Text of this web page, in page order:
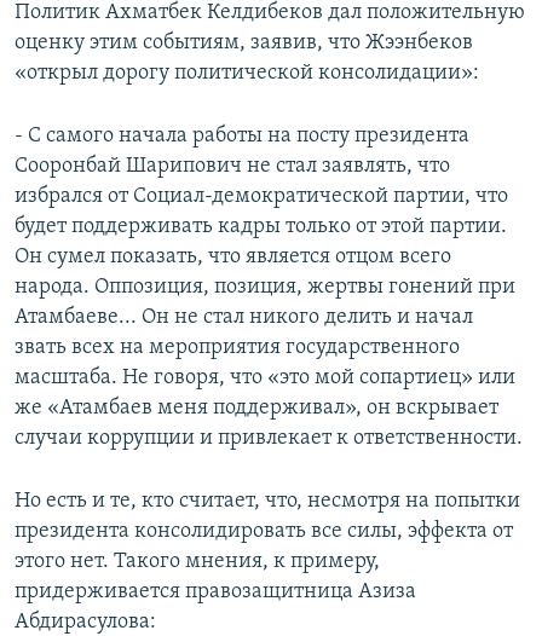
Политик Ахматбек Келдибеков дал положительную
оценку этим событиям, заявив, что Жээнбеков
«открыл дорогу политической консолидации»:
- С самого начала работы на посту президента
Сооронбай Шарипович не стал заявлять, что
избрался от Социал-демократической партии, что
будет поддерживать кадры только от этой партии.
Он сумел показать, что является отцом всего
народа. Оппозиция, позиция, жертвы гонений при
Атамбаеве... Он не стал никого делить и начал
звать всех на мероприятия государственного
масштаба. Не говоря, что «это мой сопартиец» или
же «Атамбаев меня поддерживал», он вскрывает
случаи коррупции и привлекает к ответственности.
Но есть и те, кто считает, что, несмотря на попытки
президента консолидировать все силы, эффекта от
этого нет. Такого мнения, к примеру,
придерживается правозащитница Азиза
Абдирасулова: